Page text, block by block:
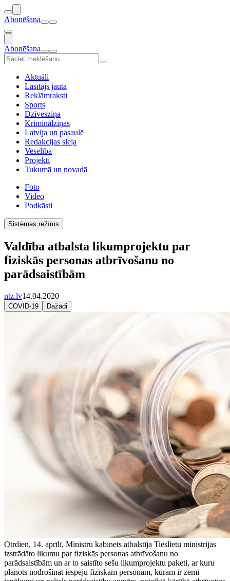
Abonēšana
Abonēšana
Aktuāli
Lasītājs jautā
Reklāmraksti
Sports
Dzīvesziņa
Kriminālziņas
Latvija un pasaulē
Redakcijas sleja
Veselība
Projekti
Tukumā un novadā
Foto
Video
Podkāsti
Sistēmas režīms
Valdība atbalsta likumprojektu par
fiziskās personas atbrīvošanu no
parādsaistībām
ntz.lv14.04.2020
COVID-19 Dažādi
Otrdien, 14. aprīlī, Ministru kabinets atbalstīja Tieslietu ministrijas
izstrādāto likumu par fiziskās personas atbrīvošanu no
parādsaistībām un ar to saistīto sešu likumprojektu paketi, ar kuru
plānots nodrošināt iespēju fiziskām personām, kurām ir zemi